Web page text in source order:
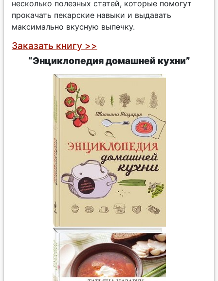
несколько полезных статей, которые помогут
прокачать пекарские навыки и выдавать
максимально вкусную выпечку.
Заказать книгу >>
“Энциклопедия домашней кухни”